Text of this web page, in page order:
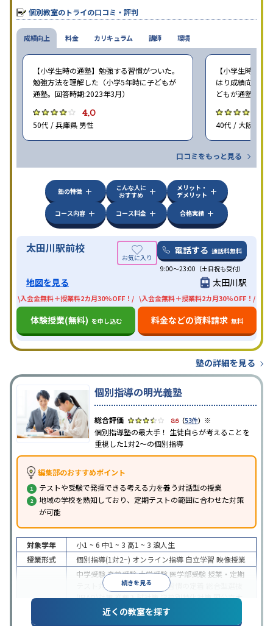
個別教室のトライの口コミ・評判
成績向上
【小学生時の通塾】勉強する習慣がついた。
勉強方法を理解した（小学5年時に子どもが
通塾。回答時期:2023年3月）
4.0
50代 / 兵庫県 男性
【小学生時の通
はり成績向上に
どもが通塾。回
40代 / 大阪府 女
口コミをもっと見る
料金 カリキュラム 講師 環境
塾の特徴
こんな人に
おすすめ
メリット・
デメリット
コース内容
コース料金 合格実績
太田川駅前校 電話する 通話料無料
9:00～23:00（土日祝も受付）
地図を見る 太田川駅
\入会金無料＋授業料2カ月30%OFF！/
体験授業(無料) を申し込む
\入会金無料＋授業料2カ月30%OFF！/
料金などの資料請求 無料
塾の詳細を見る
個別指導の明光義塾
3.6（53件） ※
個別指導塾の最大手！ 生徒自らが考えることを
重視した1対2〜の個別指導
編集部のおすすめポイント
テストや受験で発揮できる考える力を養う対話型の授業
地域の学校を熟知しており、定期テストの範囲に合わせた対策
が可能
続きを見る
対象学年 小1 ~ 6 中1 ~ 3 高1 ~ 3 浪人生
授業形式
個別指導(1対2~) オンライン指導 自立学習 映像授業
中学受験高校受験大学受験 医学部受験 授業・定期
テスト対策
内申点対策 学習習慣の定着
(旧AO)対策推薦入試対策学校別特化対策国公立大
私大対策共通テスト対策
英語・英会話特化
近くの教室を探す